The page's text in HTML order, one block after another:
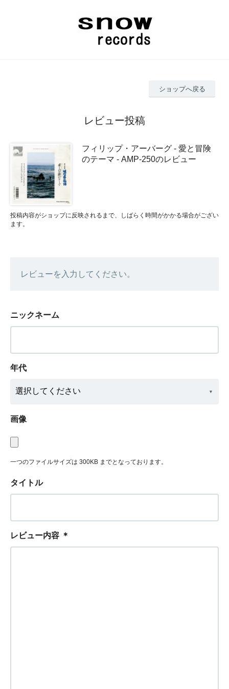
ショップへ戻る
レビュー投稿
フィリップ・アーバーグ - 愛と冒険
のテーマ - AMP-250のレビュー
投稿内容がショップに反映されるまで、しばらく時間がかかる場合がござい
ます。
レビューを入力してください。
ニックネーム
年代
画像
一つのファイルサイズは 300KB までとなっております。
タイトル
レビュー内容 ＊